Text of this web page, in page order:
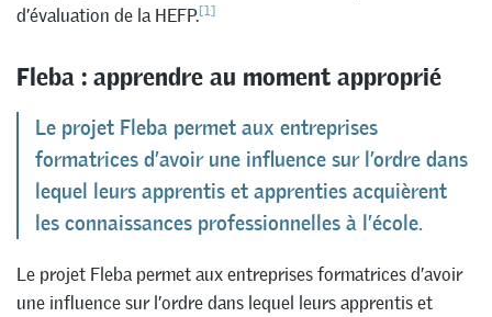
d’évaluation de la HEFP.[1]
Fleba : apprendre au moment approprié
Le projet Fleba permet aux entreprises
formatrices d’avoir une influence sur l’ordre dans
lequel leurs apprentis et apprenties acquièrent
les connaissances professionnelles à l’école.
Le projet Fleba permet aux entreprises formatrices d’avoir
une influence sur l’ordre dans lequel leurs apprentis et